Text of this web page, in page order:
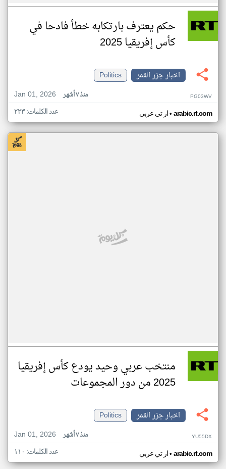
حكم يعترف بارتكابه خطأ فادحا في
كأس إفريقيا 2025
اخبار جزر القمر
Politics
Jan 01, 2026
منذ ٧ أشهر PG03WV
ار تي عربي• arabic.rt.com عدد الكلمات: ٢٢٣
منتخب عربي وحيد يودع كأس إفريقيا
2025 من دور المجموعات
اخبار جزر القمر
Politics
Jan 01, 2026
منذ ٧ أشهر YU55DX
ار تي عربي• arabic.rt.com عدد الكلمات: ١١٠